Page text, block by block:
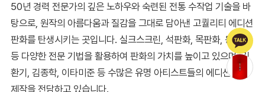
50년 경력 전문가의 깊은 노하우와 숙련된 전통 수작업 기술을 바
탕으로, 원작의 아름다움과 질감을 그대로 담아낸 고퀄리티 에디션
판화를 탄생시키는 곳입니다. 실크스크린, 석판화, 목판화, 동판화
등 다양한 전문 기법을 활용하여 판화의 가치를 높이고 있으며, 김
환기, 김종학, 이타미준 등 수많은 유명 아티스트들의 에디션 판화
제작을 전담하고 있습니다.